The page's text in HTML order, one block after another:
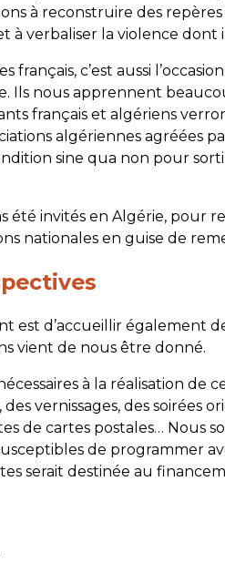
à reconstruire des
à verbaliser la violence dont
français, c’est aussi
Ils nous apprennent
français et algériens
algériennes agréées
sine qua non pour
été invités en Algérie, pour
nationales en guise de
est d’accueillir également
vient de nous être donné.
à la réalisation de
vernissages, des soirées
de cartes postales… Nous
de programmer
serait destinée au